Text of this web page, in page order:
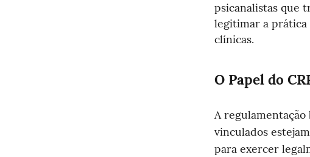
psicanalistas que
legitimar a prática
clínicas.
O Papel do
A regulamentação
vinculados
para exercer